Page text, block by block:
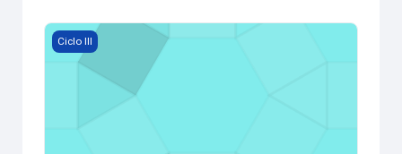
Imagen del curso Introducción a la Salud y Seguridad en el
Ciclo III